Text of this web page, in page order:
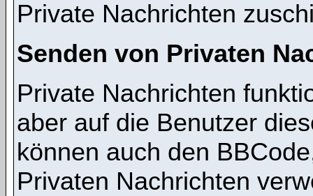
Private Nachrichten
Senden von Privaten
Private Nachrichten
aber auf die Benutzer
können auch den
Privaten Nachrichten